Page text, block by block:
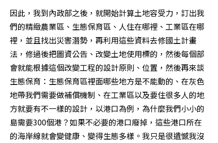
因此，我到內政部之後，就開始計算土地容受力，訂出我
們的精緻農業區、生態保育區、人住在哪裡、工業區在哪
裡，並且找出災害潛勢，再利用這些資料去修國土計畫
法，修過後把圖資公告、改變土地使用標的，然後每個部
會就能根據這個改變工程的設計原則、位置，然後再來談
生態保育：生態保育區裡面哪些地方是不能動的、在灰色
地帶我們需要做補償機制、在工業區以及要住很多人的地
方就要有不一樣的設計，以港口為例，為什麼我們小小的
島需要300個港？如果不必要的港口廢掉，這些港口所在
的海岸線就會變健康、變得生態多樣。我只是很遺憾我沒